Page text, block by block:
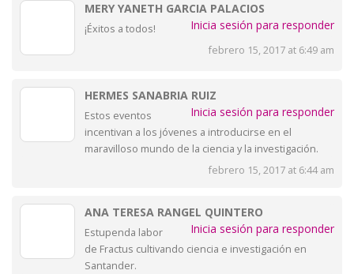
MERY YANETH GARCIA PALACIOS
Inicia sesión para responder
¡Éxitos a todos!
febrero 15, 2017 at 6:49 am
HERMES SANABRIA RUIZ
Inicia sesión para responder
Estos eventos
incentivan a los jóvenes a introducirse en el
maravilloso mundo de la ciencia y la investigación.
febrero 15, 2017 at 6:44 am
ANA TERESA RANGEL QUINTERO
Inicia sesión para responder
Estupenda labor
de Fractus cultivando ciencia e investigación en
Santander.